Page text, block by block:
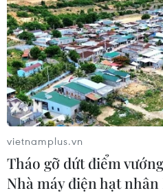
vietnamplus.vn
Tháo gỡ dứt điểm
Nhà máy điện hạt